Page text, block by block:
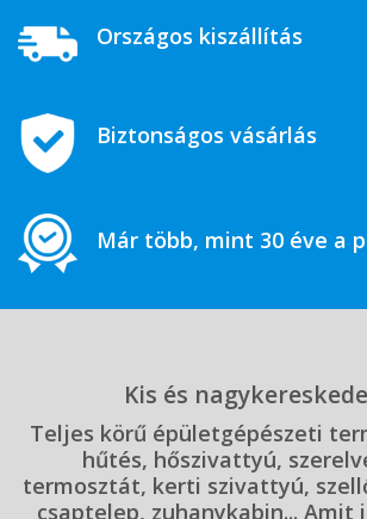
Országos kiszállítás
Biztonságos vásárlás
Már több, mint 30 éve a
Kis és
Teljes körű épületgépészeti
hűtés, hőszivattyú,
termosztát, kerti szivattyú,
csaptelep, zuhanykabin...